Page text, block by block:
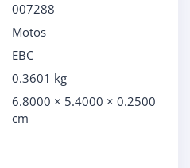
007288
Motos
EBC
0.3601 kg
6.8000 × 5.4000 × 0.2500
cm